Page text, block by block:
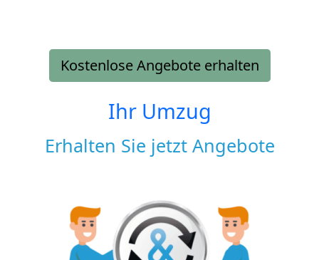
Kostenlose Angebote erhalten
Ihr Umzug
Erhalten Sie jetzt Angebote